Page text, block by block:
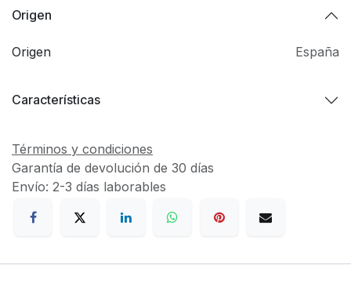
Origen
Origen España
Características
Términos y condiciones
Garantía de devolución de 30 días
Envío: 2-3 días laborables